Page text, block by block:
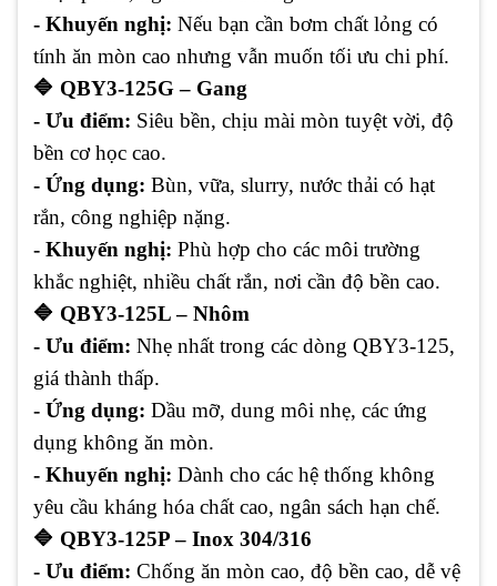
- Khuyến nghị: Nếu bạn cần bơm chất lỏng có
tính ăn mòn cao nhưng vẫn muốn tối ưu chi phí.
🔷 QBY3-125G – Gang
- Ưu điểm: Siêu bền, chịu mài mòn tuyệt vời, độ
bền cơ học cao.
- Ứng dụng: Bùn, vữa, slurry, nước thải có hạt
rắn, công nghiệp nặng.
- Khuyến nghị: Phù hợp cho các môi trường
khắc nghiệt, nhiều chất rắn, nơi cần độ bền cao.
🔷 QBY3-125L – Nhôm
- Ưu điểm: Nhẹ nhất trong các dòng QBY3-125,
giá thành thấp.
- Ứng dụng: Dầu mỡ, dung môi nhẹ, các ứng
dụng không ăn mòn.
- Khuyến nghị: Dành cho các hệ thống không
yêu cầu kháng hóa chất cao, ngân sách hạn chế.
🔷 QBY3-125P – Inox 304/316
- Ưu điểm: Chống ăn mòn cao, độ bền cao, dễ vệ